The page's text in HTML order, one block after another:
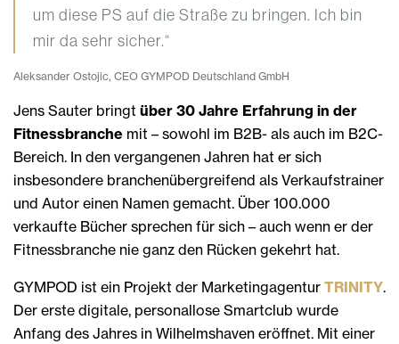
um diese PS auf die Straße zu bringen. Ich bin
mir da sehr sicher.“
Aleksander Ostojic, CEO GYMPOD Deutschland GmbH
Jens Sauter bringt über 30 Jahre Erfahrung in der
Fitnessbranche mit – sowohl im B2B- als auch im B2C-
Bereich. In den vergangenen Jahren hat er sich
insbesondere branchenübergreifend als Verkaufstrainer
und Autor einen Namen gemacht. Über 100.000
verkaufte Bücher sprechen für sich – auch wenn er der
Fitnessbranche nie ganz den Rücken gekehrt hat.
GYMPOD ist ein Projekt der Marketingagentur TRINITY.
Der erste digitale, personallose Smartclub wurde
Anfang des Jahres in Wilhelmshaven eröffnet. Mit einer